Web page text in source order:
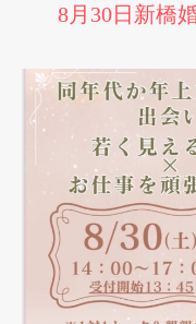
8月30日新橋